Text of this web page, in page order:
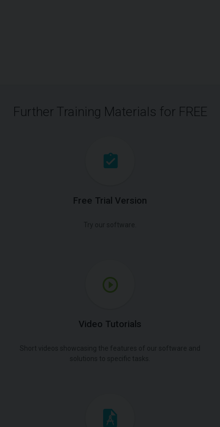
Further Training Materials for FREE
Free Trial Version
Video Tutorials